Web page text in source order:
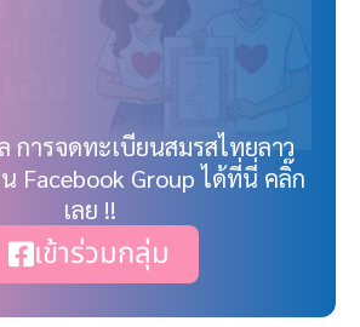
การจดทะเบียนสมรสไทยลาว
น Facebook Group ได้ที่นี่ คลิ๊ก
เลย !!
เข้าร่วมกลุ่ม